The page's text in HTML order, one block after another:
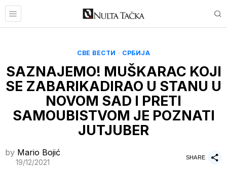
СВЕ ВЕСТИ · СРБИЈА
SAZNAJEMO! MUŠKARAC KOJI
SE ZABARIKADIRAO U STANU U
NOVOM SAD I PRETI
SAMOUBISTVOM JE POZNATI
JUTJUBER
by Mario Bojić
19/12/2021
SHARE